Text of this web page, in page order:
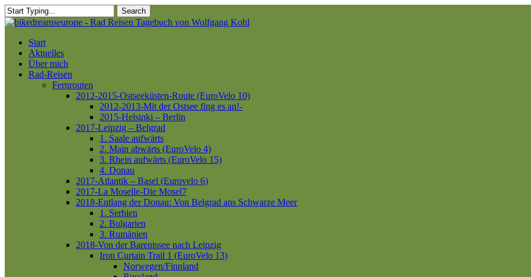
Skip
to
content
Search
Close
Menu
Start
Aktuelles
Über mich
Rad-Reisen
Fernrouten
2012-2015-Ostseeküsten-Route (EuroVelo 10)
2012-2013-Mit der Ostsee fing es an!-
2015-Helsinki – Berlin
2017-Leipzig – Belgrad
1. Saale aufwärts
2. Main abwärts (EuroVelo 4)
3. Rhein aufwärts (EuroVelo 15)
4. Donau
2017-Atlantik – Basel (Eurovelo 6)
2017-La Moselle-Die Mosel7
2018-Entlang der Donau: Von Belgrad ans Schwarze Meer
1. Serbien
2. Bulgarien
3. Rumänien
2018-Von der Barentssee nach Leipzig
Iron Curtain Trail 1 (EuroVelo 13)
Norwegen/Finnland